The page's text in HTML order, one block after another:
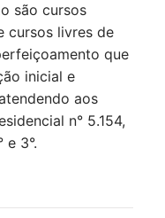
são cursos
cursos livres de
que
inicial e
aos
n° 5.154,
3°.